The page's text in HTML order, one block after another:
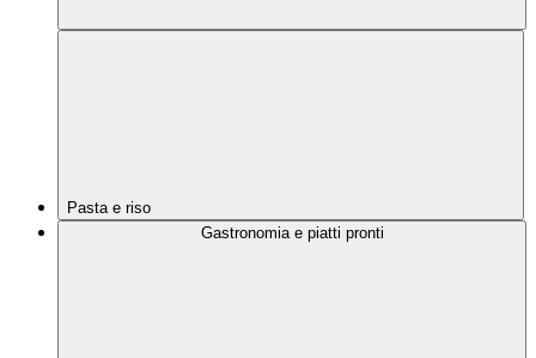
Pasta e riso
Gastronomia e piatti pronti